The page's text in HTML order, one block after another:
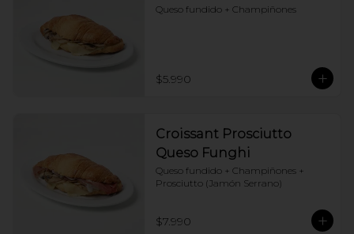
Queso fundido + Champiñones
$5.990
Croissant Prosciutto
Queso Funghi
Queso fundido + Champiñones +
Prosciutto (Jamón Serrano)
$7.990